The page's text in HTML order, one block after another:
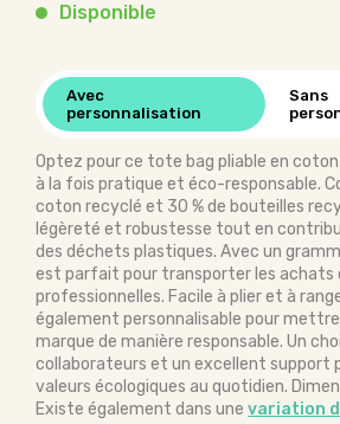
Disponible
Avec
personnalisation
Sans
Optez pour ce tote bag pliable en
à la fois pratique et éco-responsable.
coton recyclé et 30 % de bouteilles
légèreté et robustesse tout en
des déchets plastiques. Avec un
est parfait pour transporter les achats
professionnelles. Facile à plier et à
également personnalisable pour
marque de manière responsable. Un
collaborateurs et un excellent support
valeurs écologiques au quotidien.
Existe également dans une variation